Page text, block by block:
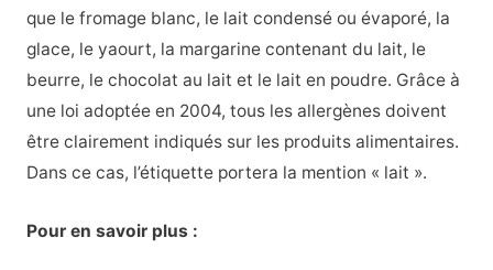
que le fromage blanc, le lait condensé ou évaporé, la
glace, le yaourt, la margarine contenant du lait, le
beurre, le chocolat au lait et le lait en poudre. Grâce à
une loi adoptée en 2004, tous les allergènes doivent
être clairement indiqués sur les produits alimentaires.
Dans ce cas, l’étiquette portera la mention « lait ».
Pour en savoir plus :